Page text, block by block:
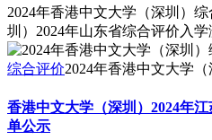
2024年香港中文大学（深圳）
圳）2024年山东省综合评价入
综合评价2024年香港中文大学
香港中文大学（深圳）2024年
单公示